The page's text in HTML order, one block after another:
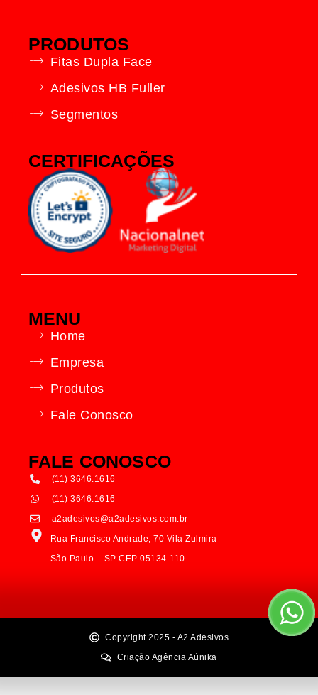
PRODUTOS
Fitas Dupla Face
Adesivos HB Fuller
Segmentos
CERTIFICAÇÕES
MENU
Home
Empresa
Produtos
Fale Conosco
FALE CONOSCO
(11) 3646.1616
(11) 3646.1616
a2adesivos@a2adesivos.com.br
Rua Francisco Andrade, 70 Vila Zulmira
São Paulo – SP CEP 05134-110
Copyright 2025 - A2 Adesivos
Criação Agência Aúnika